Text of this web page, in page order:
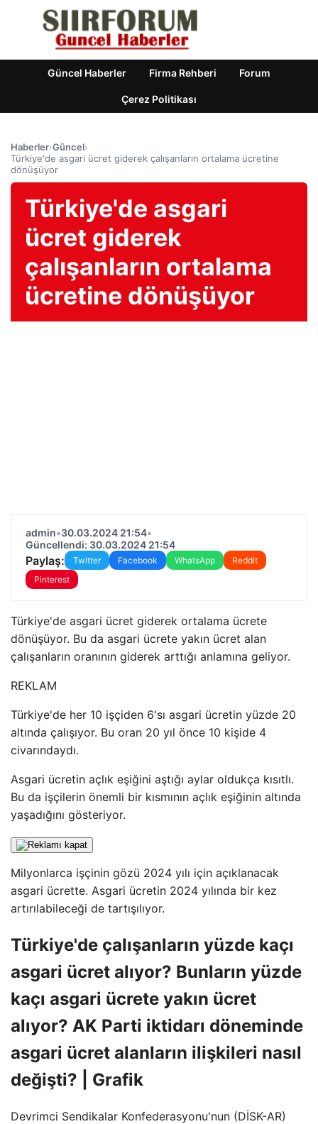
Güncel Haberler Firma Rehberi Forum
Çerez Politikası
Haberler›Güncel›
Türkiye'de asgari ücret giderek çalışanların ortalama ücretine
dönüşüyor
Türkiye'de asgari
ücret giderek
çalışanların ortalama
ücretine dönüşüyor
admin•30.03.2024 21:54•
Güncellendi: 30.03.2024 21:54
Paylaş: Twitter Facebook WhatsApp
Reddit
Pinterest
Türkiye'de asgari ücret giderek ortalama ücrete
dönüşüyor. Bu da asgari ücrete yakın ücret alan
çalışanların oranının giderek arttığı anlamına geliyor.
REKLAM
Türkiye'de her 10 işçiden 6'sı asgari ücretin yüzde 20
altında çalışıyor. Bu oran 20 yıl önce 10 kişide 4
civarındaydı.
Asgari ücretin açlık eşiğini aştığı aylar oldukça kısıtlı.
Bu da işçilerin önemli bir kısmının açlık eşiğinin altında
yaşadığını gösteriyor.
Milyonlarca işçinin gözü 2024 yılı için açıklanacak
asgari ücrette. Asgari ücretin 2024 yılında bir kez
artırılabileceği de tartışılıyor.
Türkiye'de çalışanların yüzde kaçı
asgari ücret alıyor? Bunların yüzde
kaçı asgari ücrete yakın ücret
alıyor? AK Parti iktidarı döneminde
asgari ücret alanların ilişkileri nasıl
değişti? | Grafik
Devrimci Sendikalar Konfederasyonu'nun (DİSK-AR)